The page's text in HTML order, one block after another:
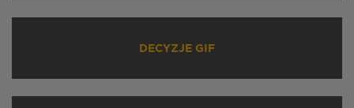
DECYZJE GIF